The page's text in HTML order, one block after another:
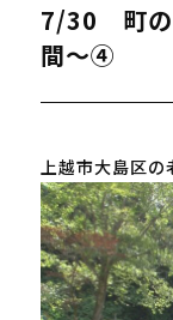
7/30 町の
間～④
上越市大島区の